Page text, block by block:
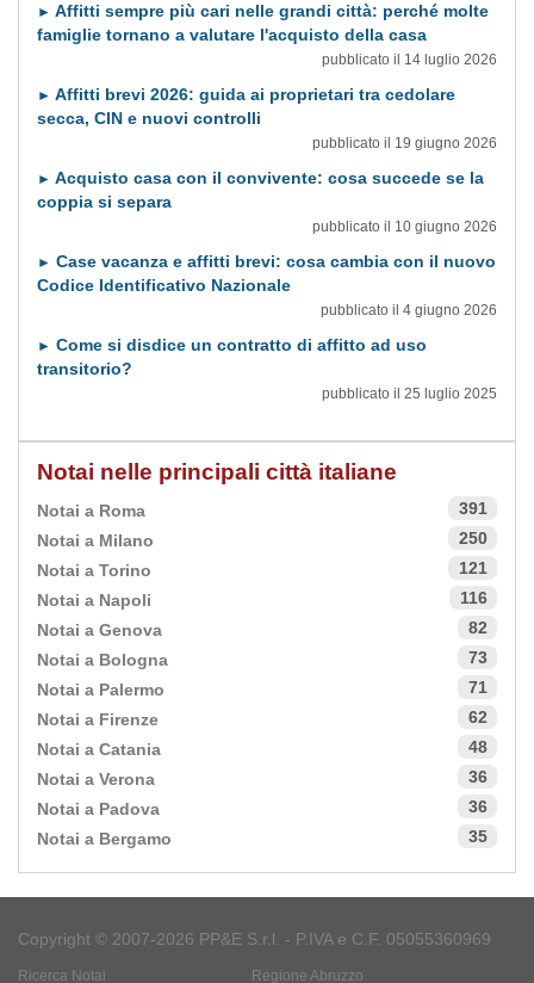
► Affitti sempre più cari nelle grandi città: perché molte
famiglie tornano a valutare l'acquisto della casa
pubblicato il 14 luglio 2026
► Affitti brevi 2026: guida ai proprietari tra cedolare
secca, CIN e nuovi controlli
pubblicato il 19 giugno 2026
► Acquisto casa con il convivente: cosa succede se la
coppia si separa
pubblicato il 10 giugno 2026
► Case vacanza e affitti brevi: cosa cambia con il nuovo
Codice Identificativo Nazionale
pubblicato il 4 giugno 2026
► Come si disdice un contratto di affitto ad uso
transitorio?
pubblicato il 25 luglio 2025
Notai nelle principali città italiane
Notai a Roma
391
Notai a Milano
250
Notai a Torino
121
Notai a Napoli
116
Notai a Genova
82
Notai a Bologna
73
Notai a Palermo
71
Notai a Firenze
62
Notai a Catania
48
Notai a Verona
36
Notai a Padova
36
Notai a Bergamo
35
Copyright © 2007-2026 PP&E S.r.l. - P.IVA e C.F. 05055360969
Ricerca Notai Regione Abruzzo